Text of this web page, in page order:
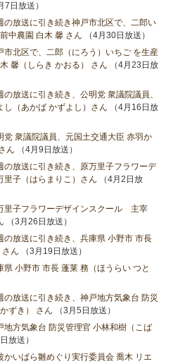
7日放送）
の放送に引き続き神戸市北区で、二郎い
中農園 白木 馨 さん （4月30日放送）
市北区で、二郎（にろう）いちご を生産
馨（しらき かおる） さん （4月23日放
放送に引き続き、公明党 衆議院議員、
（あかば かずよし）さん （4月16日放
党 衆議院議員、元国土交通大臣 赤羽か
ん （4月9日放送）
の放送に引き続き、原万里子フラワーデ
子（はらまりこ）さん （4月2日放
里子フラワーデザインスクール 主宰
（3月26日放送）
の放送に引き続き、兵庫県 小野市 市長
ん （3月19日放送）
県 小野市 市長 蓬莱 務（ほうらい つと
の放送に引き続き、神戸地方気象台 防災
ずき） さん （3月5日放送）
地方気象台 防災管理官 小林和樹（こば
放送）
かいばら雛めぐり実行委員会 喬木 リエ